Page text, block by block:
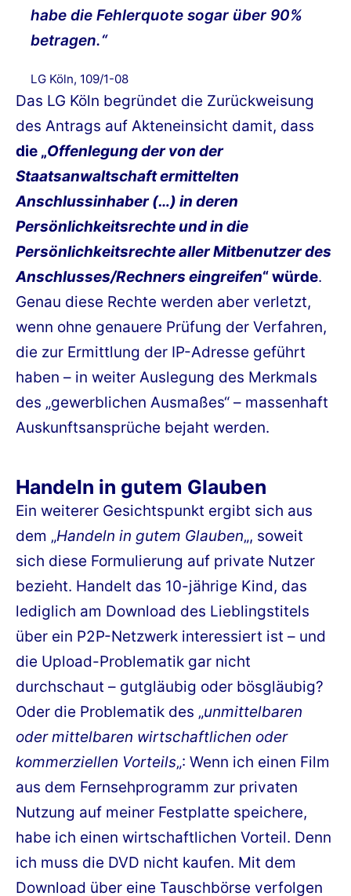
habe die Fehlerquote sogar über 90%
betragen.“
LG Köln, 109/1-08
Das LG Köln begründet die Zurückweisung
des Antrags auf Akteneinsicht damit, dass
die „Offenlegung der von der
Staatsanwaltschaft ermittelten
Anschlussinhaber (…) in deren
Persönlichkeitsrechte und in die
Persönlichkeitsrechte aller Mitbenutzer des
Anschlusses/Rechners eingreifen“ würde.
Genau diese Rechte werden aber verletzt,
wenn ohne genauere Prüfung der Verfahren,
die zur Ermittlung der IP-Adresse geführt
haben – in weiter Auslegung des Merkmals
des „gewerblichen Ausmaßes“ – massenhaft
Auskunftsansprüche bejaht werden.
Handeln in gutem Glauben
Ein weiterer Gesichtspunkt ergibt sich aus
dem „Handeln in gutem Glauben„, soweit
sich diese Formulierung auf private Nutzer
bezieht. Handelt das 10-jährige Kind, das
lediglich am Download des Lieblingstitels
über ein P2P-Netzwerk interessiert ist – und
die Upload-Problematik gar nicht
durchschaut – gutgläubig oder bösgläubig?
Oder die Problematik des „unmittelbaren
oder mittelbaren wirtschaftlichen oder
kommerziellen Vorteils„: Wenn ich einen Film
aus dem Fernsehprogramm zur privaten
Nutzung auf meiner Festplatte speichere,
habe ich einen wirtschaftlichen Vorteil. Denn
ich muss die DVD nicht kaufen. Mit dem
Download über eine Tauschbörse verfolgen